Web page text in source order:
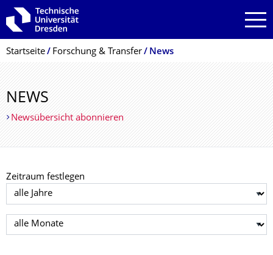
Zur Hauptnavigation springen
Zur Suche springen
Zum Inhalt springen
Breadcrumb-Menü
Startseite Forschung & Transfer News
NEWS
Newsübersicht abonnieren
Zeitraum festlegen
Jahr auswählen
Monat auswählen